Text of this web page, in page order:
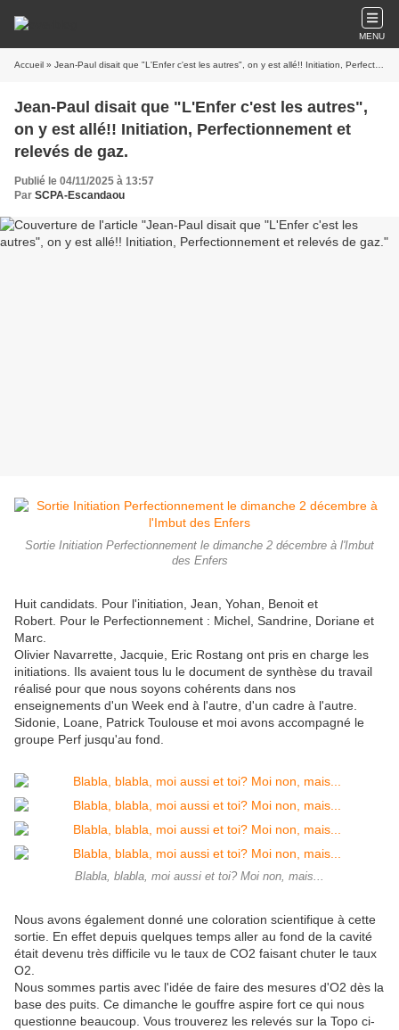
MENU
Accueil » Jean-Paul disait que "L'Enfer c'est les autres", on y est allé!! Initiation, Perfectionnement et relevés de gaz.
Jean-Paul disait que "L'Enfer c'est les autres",
on y est allé!! Initiation, Perfectionnement et
relevés de gaz.
Publié le 04/11/2025 à 13:57
Par SCPA-Escandaou
Sortie Initiation Perfectionnement le dimanche 2 décembre à l'Imbut
des Enfers
Huit candidats. Pour l'initiation, Jean, Yohan, Benoit et
Robert. Pour le Perfectionnement : Michel, Sandrine, Doriane et
Marc.
Olivier Navarrette, Jacquie, Eric Rostang ont pris en charge les
initiations. Ils avaient tous lu le document de synthèse du travail
réalisé pour que nous soyons cohérents dans nos
enseignements d'un Week end à l'autre, d'un cadre à l'autre.
Sidonie, Loane, Patrick Toulouse et moi avons accompagné le
groupe Perf jusqu'au fond.
Blabla, blabla, moi aussi et toi? Moi non, mais...
Nous avons également donné une coloration scientifique à cette
sortie. En effet depuis quelques temps aller au fond de la cavité
était devenu très difficile vu le taux de CO2 faisant chuter le taux
O2.
Nous sommes partis avec l'idée de faire des mesures d'O2 dès la
base des puits. Ce dimanche le gouffre aspire fort ce qui nous
questionne beaucoup. Vous trouverez les relevés sur la Topo ci-